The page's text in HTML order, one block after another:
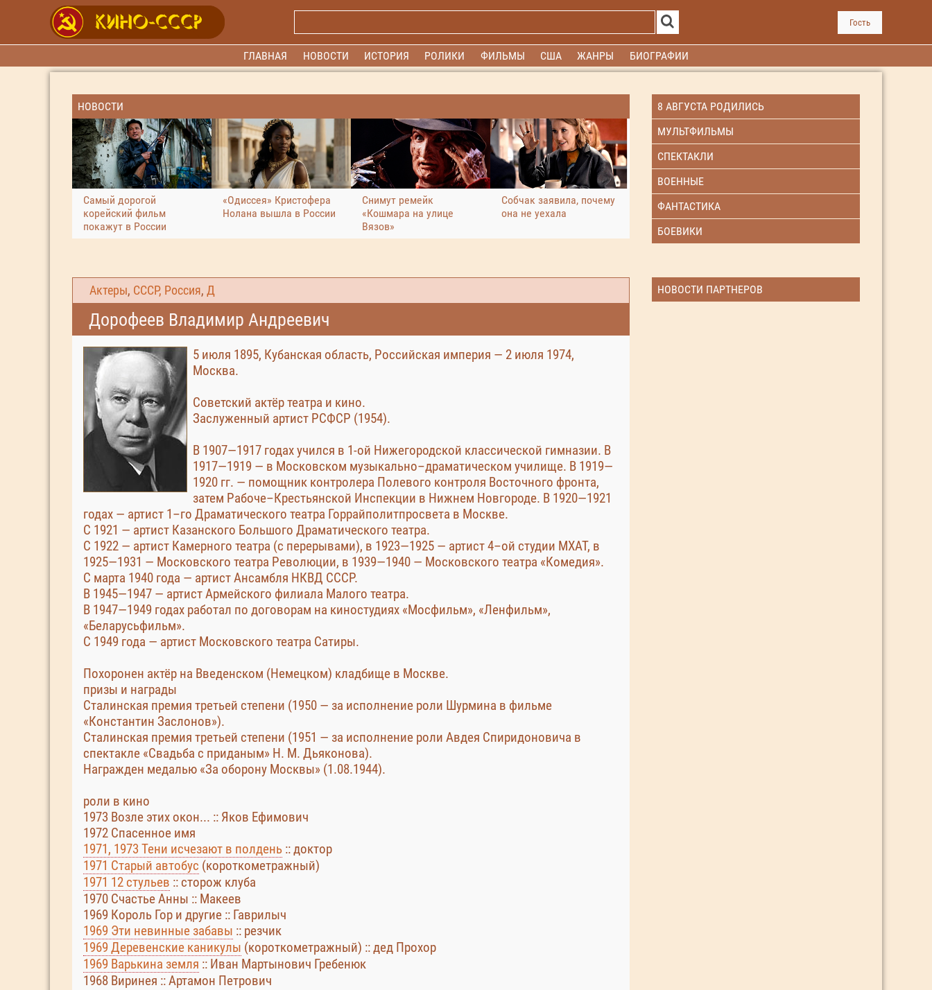
Гость
ГЛАВНАЯ НОВОСТИ ИСТОРИЯ РОЛИКИ ФИЛЬМЫ США ЖАНРЫ БИОГРАФИИ
НОВОСТИ
Самый дорогой
корейский фильм
покажут в России
«Одиссея» Кристофера
Нолана вышла в России
Снимут ремейк
«Кошмара на улице
Вязов»
Собчак заявила, почему
она не уехала
8 АВГУСТА РОДИЛИСЬ
МУЛЬТФИЛЬМЫ
СПЕКТАКЛИ
ВОЕННЫЕ
ФАНТАСТИКА
БОЕВИКИ
Актеры, СССР, Россия, Д
Дорофеев Владимир Андреевич
5 июля 1895, Кубанская область, Российская империя — 2 июля 1974,
Москва.
Советский актёр театра и кино.
Заслуженный артист РСФСР (1954).
В 1907—1917 годах учился в 1-ой Нижегородской классической гимназии. В
1917—1919 — в Московском музыкально–драматическом училище. В 1919—
1920 гг. — помощник контролера Полевого контроля Восточного фронта,
затем Рабоче–Крестьянской Инспекции в Нижнем Новгороде. В 1920—1921
годах — артист 1–го Драматического театра Горрайполитпросвета в Москве.
С 1921 — артист Казанского Большого Драматического театра.
С 1922 — артист Камерного театра (с перерывами), в 1923—1925 — артист 4–ой студии МХАТ, в
1925—1931 — Московского театра Революции, в 1939—1940 — Московского театра «Комедия».
С марта 1940 года — артист Ансамбля НКВД СССР.
В 1945—1947 — артист Армейского филиала Малого театра.
В 1947—1949 годах работал по договорам на киностудиях «Мосфильм», «Ленфильм»,
«Беларусьфильм».
С 1949 года — артист Московского театра Сатиры.
Похоронен актёр на Введенском (Немецком) кладбище в Москве.
призы и награды
Сталинская премия третьей степени (1950 — за исполнение роли Шурмина в фильме
«Константин Заслонов»).
Сталинская премия третьей степени (1951 — за исполнение роли Авдея Спиридоновича в
спектакле «Свадьба с приданым» Н. М. Дьяконова).
Награжден медалью «За оборону Москвы» (1.08.1944).
роли в кино
1973 Возле этих окон... :: Яков Ефимович
1972 Спасенное имя
1971, 1973 Тени исчезают в полдень :: доктор
1971 Старый автобус (короткометражный)
1971 12 стульев :: сторож клуба
1970 Счастье Анны :: Макеев
1969 Король Гор и другие :: Гаврилыч
1969 Эти невинные забавы :: резчик
1969 Деревенские каникулы (короткометражный) :: дед Прохор
1969 Варькина земля :: Иван Мартынович Гребенюк
1968 Виринея :: Артамон Петрович
НОВОСТИ ПАРТНЕРОВ